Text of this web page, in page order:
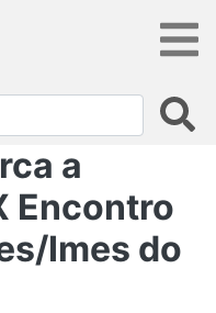
a
Encontro
Imes do